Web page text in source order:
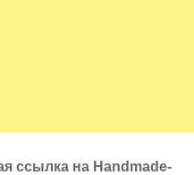
ссылка на Handmade-